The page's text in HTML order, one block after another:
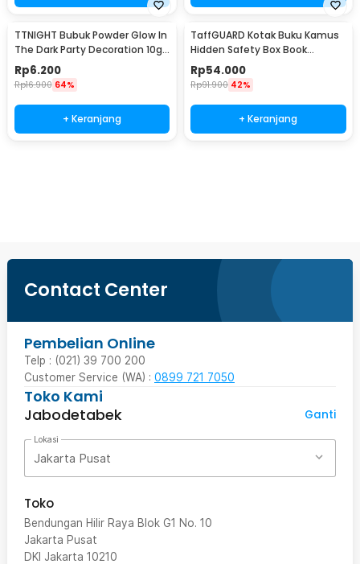
TTNIGHT Bubuk Powder Glow In
The Dark Party Decoration 10g
- T01
Rp6.200
Rp16.900 64%
+ Keranjang
TaffGUARD Kotak Buku Kamus
Hidden Safety Box Book
Password Lock Size S - KB-10P
Rp54.000
Rp91.900 42%
+ Keranjang
Contact Center
Pembelian Online
Telp : (021) 39 700 200
Customer Service (WA) : 0899 721 7050
Toko Kami
Jabodetabek
Ganti
Lokasi
Jakarta Pusat
Toko
Bendungan Hilir Raya Blok G1 No. 10
Jakarta Pusat
DKI Jakarta 10210